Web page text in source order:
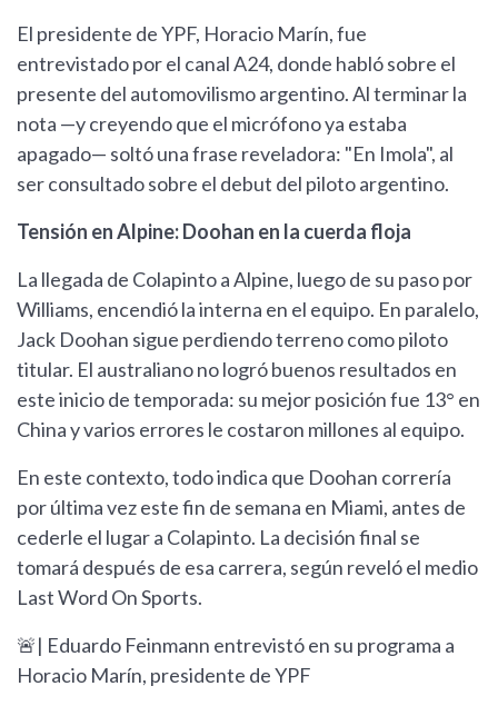
El presidente de YPF, Horacio Marín, fue
entrevistado por el canal A24, donde habló sobre el
presente del automovilismo argentino. Al terminar la
nota —y creyendo que el micrófono ya estaba
apagado— soltó una frase reveladora: "En Imola", al
ser consultado sobre el debut del piloto argentino.
Tensión en Alpine: Doohan en la cuerda floja
La llegada de Colapinto a Alpine, luego de su paso por
Williams, encendió la interna en el equipo. En paralelo,
Jack Doohan sigue perdiendo terreno como piloto
titular. El australiano no logró buenos resultados en
este inicio de temporada: su mejor posición fue 13° en
China y varios errores le costaron millones al equipo.
En este contexto, todo indica que Doohan correría
por última vez este fin de semana en Miami, antes de
cederle el lugar a Colapinto. La decisión final se
tomará después de esa carrera, según reveló el medio
Last Word On Sports.
🚨| Eduardo Feinmann entrevistó en su programa a
Horacio Marín, presidente de YPF